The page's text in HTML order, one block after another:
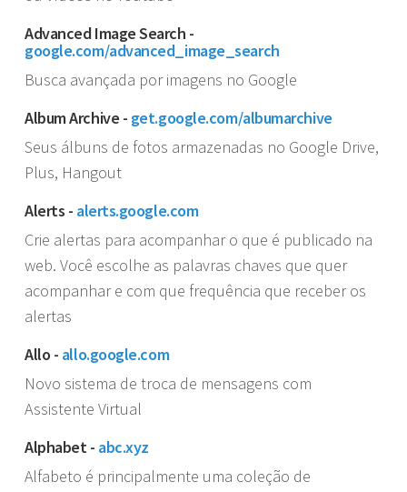
Advanced Image Search -
google.com/advanced_image_search
Busca avançada por imagens no Google
Album Archive - get.google.com/albumarchive
Seus álbuns de fotos armazenadas no Google Drive,
Plus, Hangout
Alerts - alerts.google.com
Crie alertas para acompanhar o que é publicado na
web. Você escolhe as palavras chaves que quer
acompanhar e com que frequência que receber os
alertas
Allo - allo.google.com
Novo sistema de troca de mensagens com
Assistente Virtual
Alphabet - abc.xyz
Alfabeto é principalmente uma coleção de